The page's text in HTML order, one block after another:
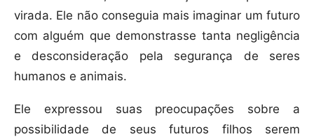
virada. Ele não conseguia mais imaginar um futuro
com alguém que demonstrasse tanta negligência
e desconsideração pela segurança de seres
humanos e animais.
Ele expressou suas preocupações sobre a
possibilidade de seus futuros filhos serem